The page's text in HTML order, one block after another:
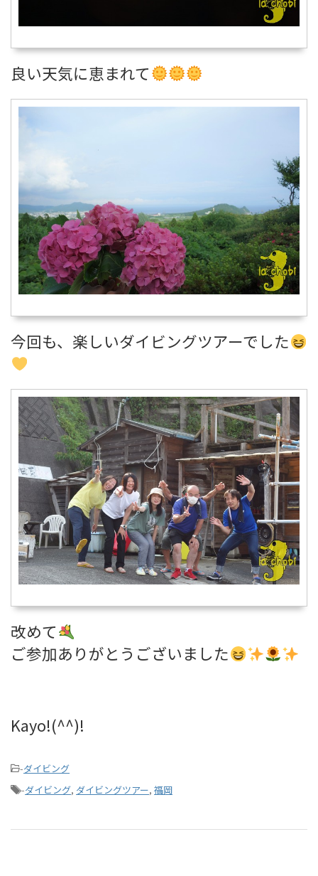
良い天気に恵まれて
今回も、楽しいダイビングツアーでした
改めて
ご参加ありがとうございました
Kayo!(^^)!
-ダイビング
-ダイビング, ダイビングツアー, 福岡